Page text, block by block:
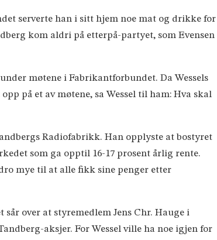
serverte han i sitt hjem noe mat og drikke for
kom aldri på etterpå-partyet, som Evensen
møtene i Fabrikantforbundet. Da Wessels
på et av møtene, sa Wessel til ham: Hva skal
Radiofabrikk. Han opplyste at bostyret
som ga opptil 16-17 prosent årlig rente.
mye til at alle fikk sine penger etter
sår over at styremedlem Jens Chr. Hauge i
aksjer. For Wessel ville ha noe igjen for